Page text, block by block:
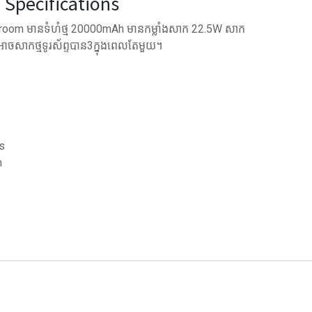
មានទំហំថ្ម 20000mAh មានកម្លាំងសាក 22.5W សាក
ចសាកថ្មទូរស័ព្ទបាន3ក្នុងពេលតែមួយ។